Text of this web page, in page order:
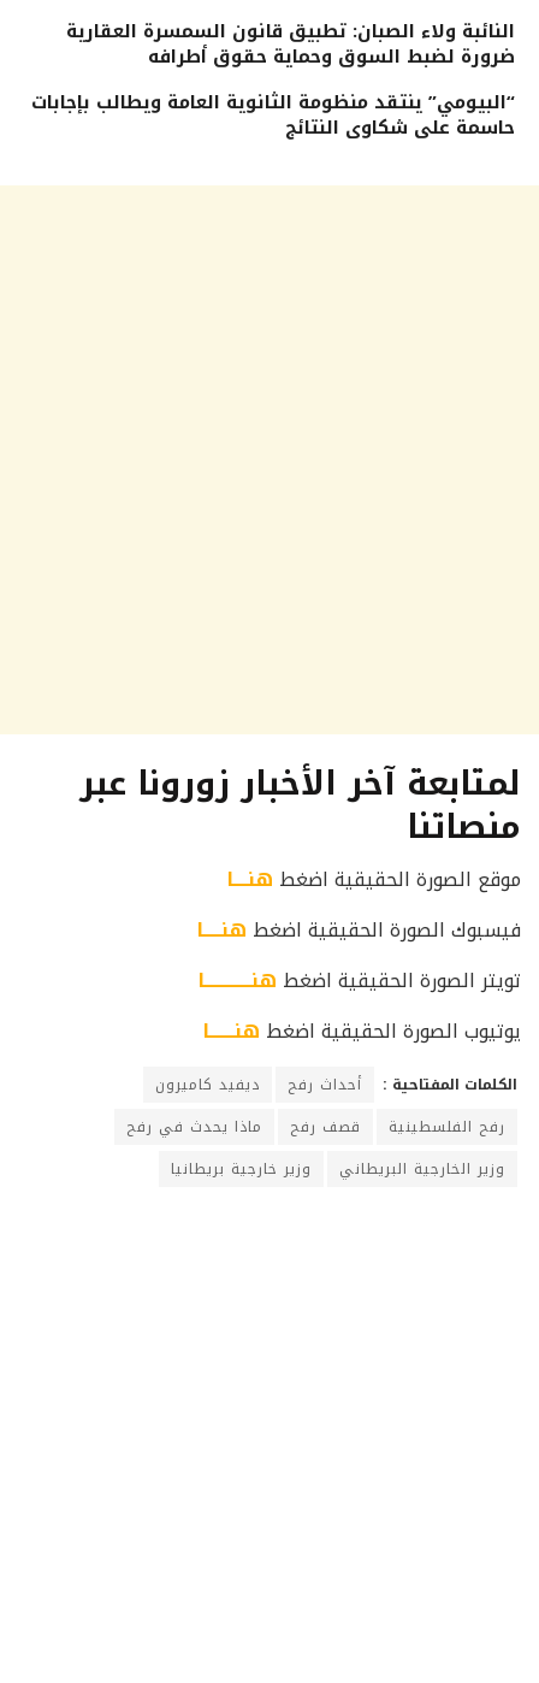
النائبة ولاء الصبان: تطبيق قانون السمسرة العقارية
ضرورة لضبط السوق وحماية حقوق أطرافه
“البيومي” ينتقد منظومة الثانوية العامة ويطالب بإجابات
حاسمة على شكاوى النتائج
لمتابعة آخر الأخبار زورونا عبر
منصاتنا
موقع الصورة الحقيقية اضغط هنــــا
فيسبوك الصورة الحقيقية اضغط هنـــــا
تويتر الصورة الحقيقية اضغط هنـــــــــــــا
يوتيوب الصورة الحقيقية اضغط هنـــــــا
الكلمات المفتاحية : أحداث رفح
ديفيد كاميرون
رفح الفلسطينية
قصف رفح
ماذا يحدث في رفح
وزير الخارجية البريطاني
وزير خارجية بريطانيا